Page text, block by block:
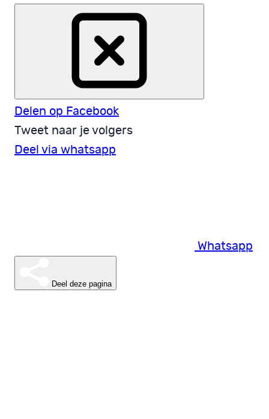
Delen op Facebook
Tweet naar je volgers
Deel via whatsapp
Whatsapp
Deel deze pagina